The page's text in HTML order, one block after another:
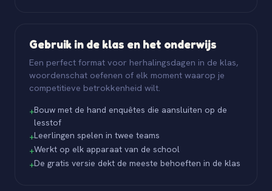
Gebruik in de klas en het onderwijs
Een perfect format voor herhalingsdagen in de klas,
woordenschat oefenen of elk moment waarop je
competitieve betrokkenheid wilt.
+Bouw met de hand enquêtes die aansluiten op de
lesstof
+Leerlingen spelen in twee teams
+Werkt op elk apparaat van de school
+De gratis versie dekt de meeste behoeften in de klas